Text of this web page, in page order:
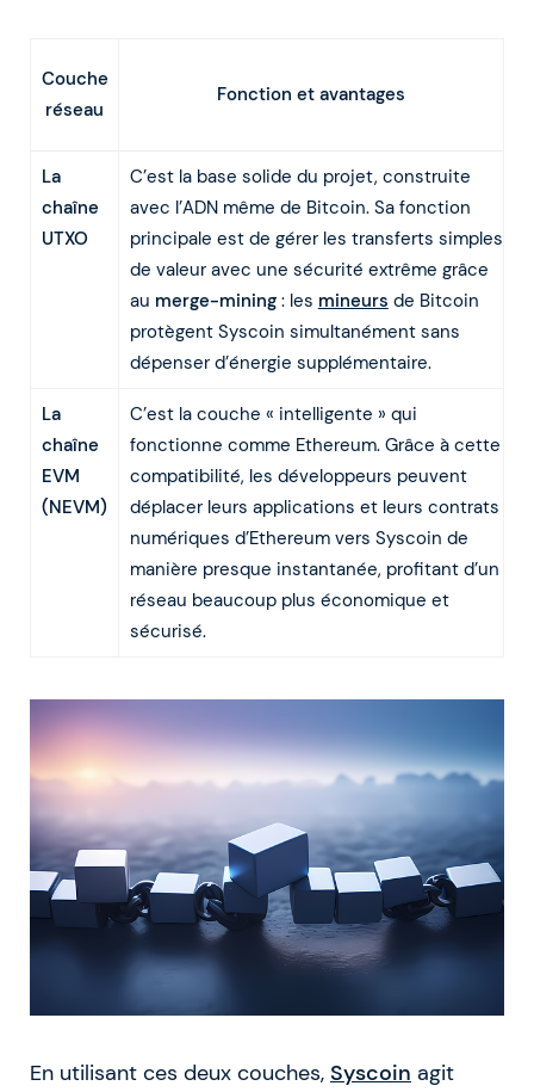
Couche
réseau
Fonction et avantages
La
chaîne
UTXO
C’est la base solide du projet, construite
avec l’ADN même de Bitcoin. Sa fonction
principale est de gérer les transferts simples
de valeur avec une sécurité extrême grâce
au merge-mining: les mineurs de Bitcoin
protègent Syscoin simultanément sans
dépenser d’énergie supplémentaire.
La
chaîne
EVM
(NEVM)
C’est la couche « intelligente » qui
fonctionne comme Ethereum. Grâce à cette
compatibilité, les développeurs peuvent
déplacer leurs applications et leurs contrats
numériques d’Ethereum vers Syscoin de
manière presque instantanée, profitant d’un
réseau beaucoup plus économique et
sécurisé.
En utilisant ces deux couches, Syscoin agit